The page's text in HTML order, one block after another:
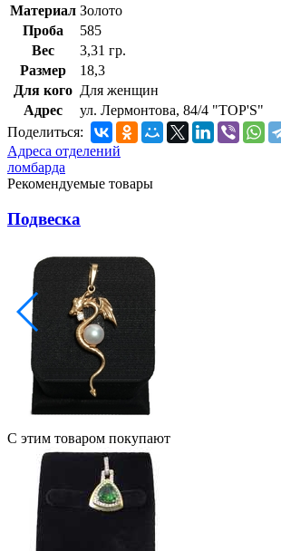
Материал Золото
Проба
585
Вес
3,31 гр.
Размер
18,3
Для кого Для женщин
Адрес
ул. Лермонтова, 84/4 "TOP'S"
Поделиться:
Адреса отделений
ломбарда
Рекомендуемые товары
Подвеска
С этим товаром покупают